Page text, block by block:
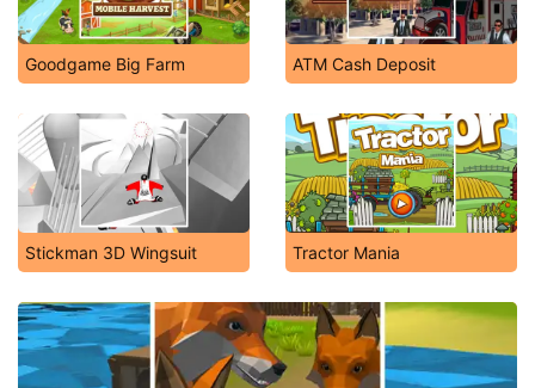
Goodgame Big Farm ATM Cash Deposit
Stickman 3D Wingsuit Tractor Mania